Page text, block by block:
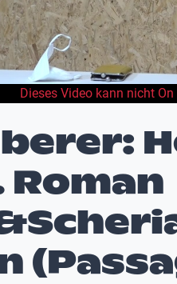
Dieses Video kann nicht